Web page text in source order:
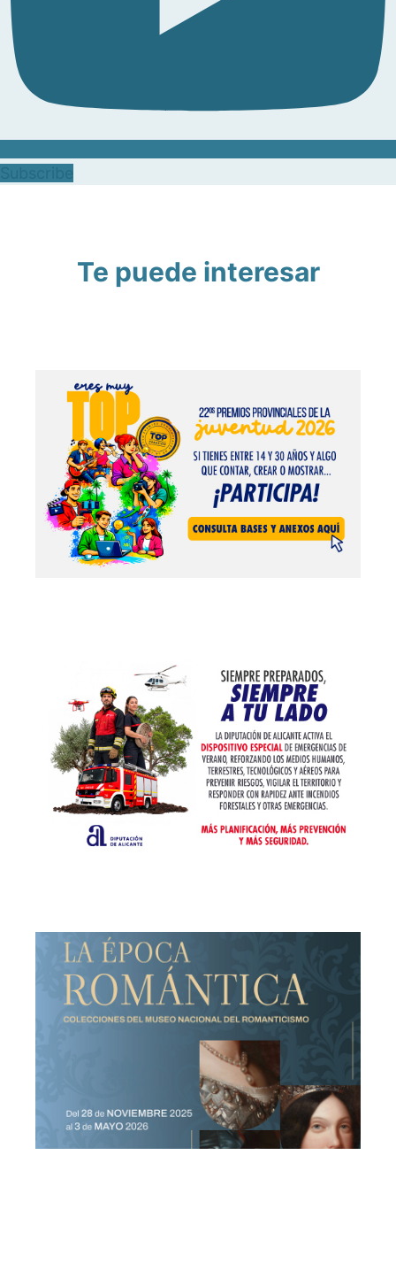
Te puede interesar